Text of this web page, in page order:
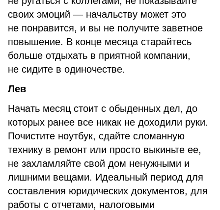
своих эмоций — начальству может это
не понравится, и вы не получите заветное
повышение. В конце месяца старайтесь
больше отдыхать в приятной компании,
не сидите в одиночестве.
Лев
Начать месяц стоит с обыденных дел, до
которых ранее все никак не доходили руки.
Почистите ноутбук, сдайте сломанную
технику в ремонт или просто выкиньте ее,
не захламляйте свой дом ненужными и
лишними вещами. Идеальный период для
составления юридических документов, для
работы с отчетами, налоговыми